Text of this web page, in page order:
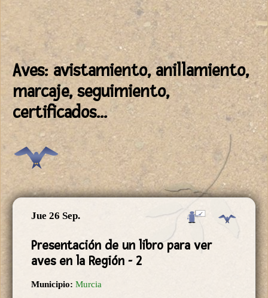
Aves: avistamiento, anillamiento,
marcaje, seguimiento,
certificados...
Jue 26 Sep.
Presentación de un libro para ver
aves en la Región - 2
Municipio: Murcia